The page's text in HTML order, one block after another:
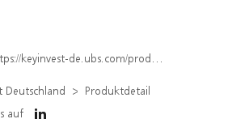
keyinvest-de.ubs.com/produkt/detail/index/isin/DE000WA5KNU0
Deutschland
Produktdetail
auf